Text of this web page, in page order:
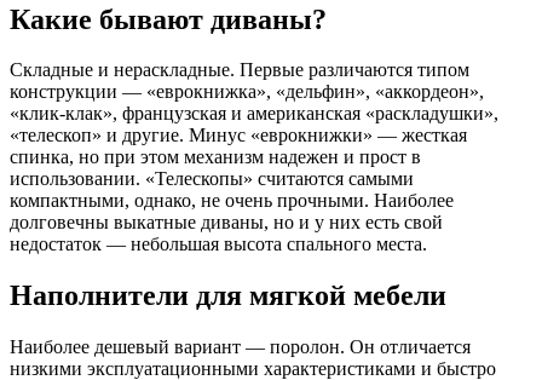
Какие бывают диваны?
Складные и нераскладные. Первые различаются типом
конструкции — «еврокнижка», «дельфин», «аккордеон»,
«клик-клак», французская и американская «раскладушки»,
«телескоп» и другие. Минус «еврокнижки» — жесткая
спинка, но при этом механизм надежен и прост в
использовании. «Телескопы» считаются самыми
компактными, однако, не очень прочными. Наиболее
долговечны выкатные диваны, но и у них есть свой
недостаток — небольшая высота спального места.
Наполнители для мягкой мебели
Наиболее дешевый вариант — поролон. Он отличается
низкими эксплуатационными характеристиками и быстро